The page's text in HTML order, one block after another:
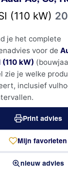
(110 kW)
je het complete
voor de
(110 kW)
zie je welke
inclusief
Print advies
Mijn favorieten
nieuw advies